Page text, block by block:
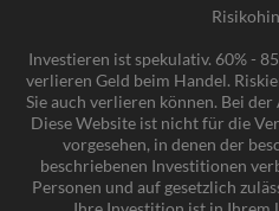
Investieren ist spekulativ. 60% -
verlieren Geld beim Handel.
Sie auch verlieren können. Bei
Diese Website ist nicht für die
vorgesehen, in denen der
beschriebenen Investitionen
Personen und auf gesetzlich